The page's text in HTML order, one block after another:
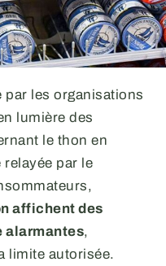
par les organisations
lumière des
le thon en
par le
affichent des
alarmantes,
limite autorisée.